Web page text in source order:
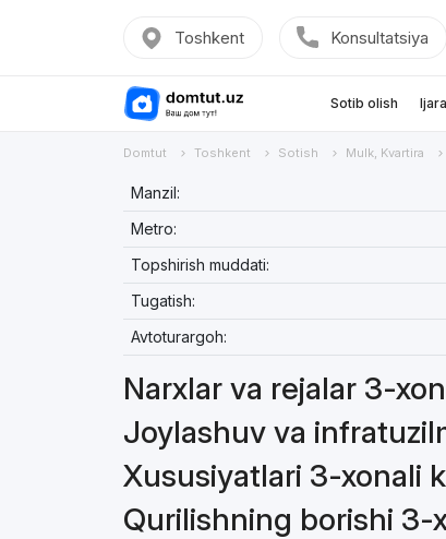
Toshkent Konsultatsiya
Sotib olish Ijara
Domtut Toshkent Sotish Mulk, Kvartira
Manzil:
Metro:
Topshirish muddati:
Tugatish:
Avtoturargoh:
Narxlar va rejalar 3-
Joylashuv va
Xususiyatlari 3-xonali
Qurilishning borishi 3-